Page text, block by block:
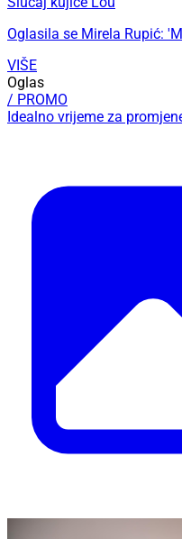
Oglasila se Mirela Rupić:
VIŠE
Oglas
/ PROMO
Idealno vrijeme za